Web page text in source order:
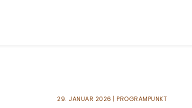
29. JANUAR 2026 | PROGRAMPUNKT